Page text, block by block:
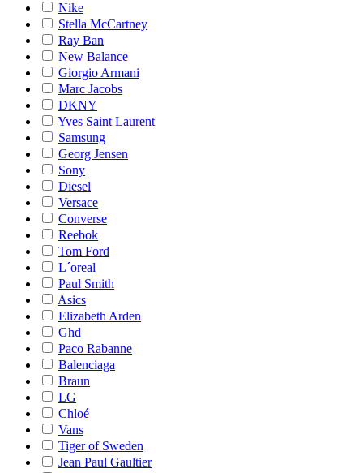
Nike
Stella McCartney
Ray Ban
New Balance
Giorgio Armani
Marc Jacobs
DKNY
Yves Saint Laurent
Samsung
Georg Jensen
Sony
Diesel
Versace
Converse
Reebok
Tom Ford
L´oreal
Paul Smith
Asics
Elizabeth Arden
Ghd
Paco Rabanne
Balenciaga
Braun
LG
Chloé
Vans
Tiger of Sweden
Jean Paul Gaultier